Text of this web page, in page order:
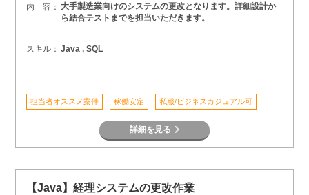
内 容： 大手製造業向けのシステムの更改となります。詳細設計か
ら結合テストまでを担当いただきます。
スキル： Java , SQL
担当者オススメ案件 稼働安定 私服/ビジネスカジュアル可
詳細を見る
【Java】経理システムの更改作業